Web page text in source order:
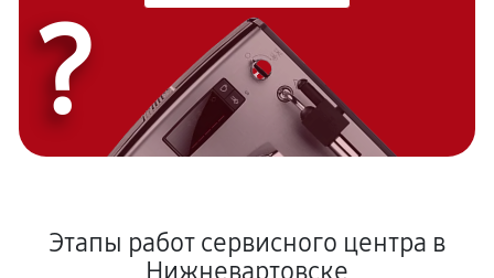
?
Этапы работ сервисного центра в
Нижневартовске